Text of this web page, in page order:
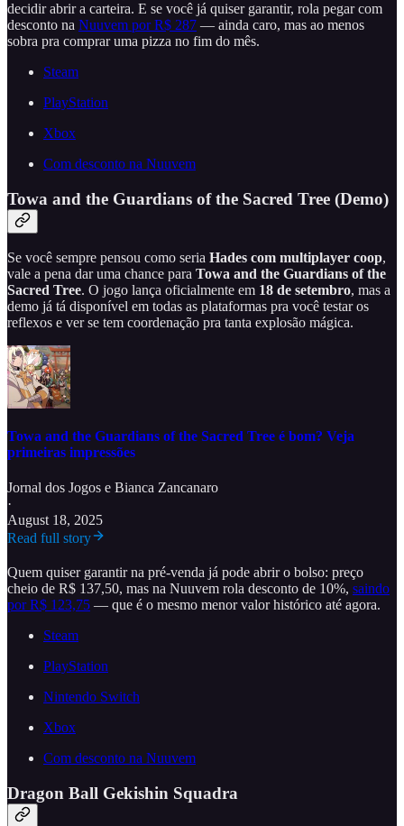
decidir abrir a carteira. E se você já quiser garantir, rola pegar com
desconto na Nuuvem por R$ 287 — ainda caro, mas ao menos
sobra pra comprar uma pizza no fim do mês.
Steam
PlayStation
Xbox
Com desconto na Nuuvem
Towa and the Guardians of the Sacred Tree (Demo)
Se você sempre pensou como seria Hades com multiplayer coop,
vale a pena dar uma chance para Towa and the Guardians of the
Sacred Tree. O jogo lança oficialmente em 18 de setembro, mas a
demo já tá disponível em todas as plataformas pra você testar os
reflexos e ver se tem coordenação pra tanta explosão mágica.
Towa and the Guardians of the Sacred Tree é bom? Veja
primeiras impressões
Jornal dos Jogos e Bianca Zancanaro
·
August 18, 2025
Read full story
Quem quiser garantir na pré-venda já pode abrir o bolso: preço
cheio de R$ 137,50, mas na Nuuvem rola desconto de 10%, saindo
por R$ 123,75 — que é o mesmo menor valor histórico até agora.
Steam
PlayStation
Nintendo Switch
Xbox
Com desconto na Nuuvem
Dragon Ball Gekishin Squadra